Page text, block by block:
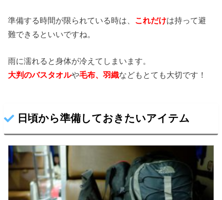
準備する時間が限られている時は、 これだけは持って避
難できるといいですね。
雨に濡れると身体が冷えてしまいます。
大判のバスタオルや毛布、羽織などもとても大切です！
日頃から準備しておきたいアイテム